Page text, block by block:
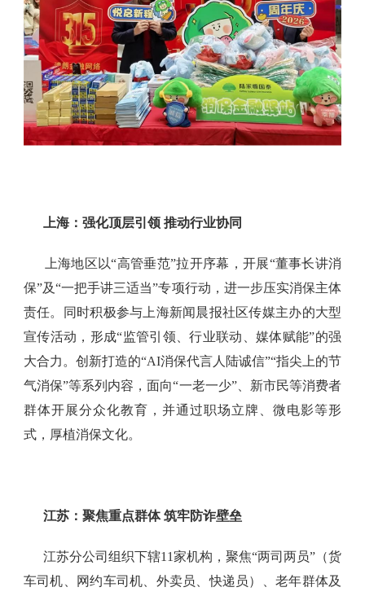
上海：强化顶层引领推动行业协同
上海地区以“高管垂范”拉开序幕，开展“董事长讲消
保”及“一把手讲三适当”专项行动，进一步压实消保主体
责任。同时积极参与上海新闻晨报社区传媒主办的大型
宣传活动，形成“监管引领、行业联动、媒体赋能”的强
大合力。创新打造的“AI消保代言人陆诚信”“指尖上的节
气消保”等系列内容，面向“一老一少”、新市民等消费者
群体开展分众化教育，并通过职场立牌、微电影等形
式，厚植消保文化。
江苏：聚焦重点群体筑牢防诈壁垒
江苏分公司组织下辖11家机构，聚焦“两司两员”（货
车司机、网约车司机、外卖员、快递员）、老年群体及